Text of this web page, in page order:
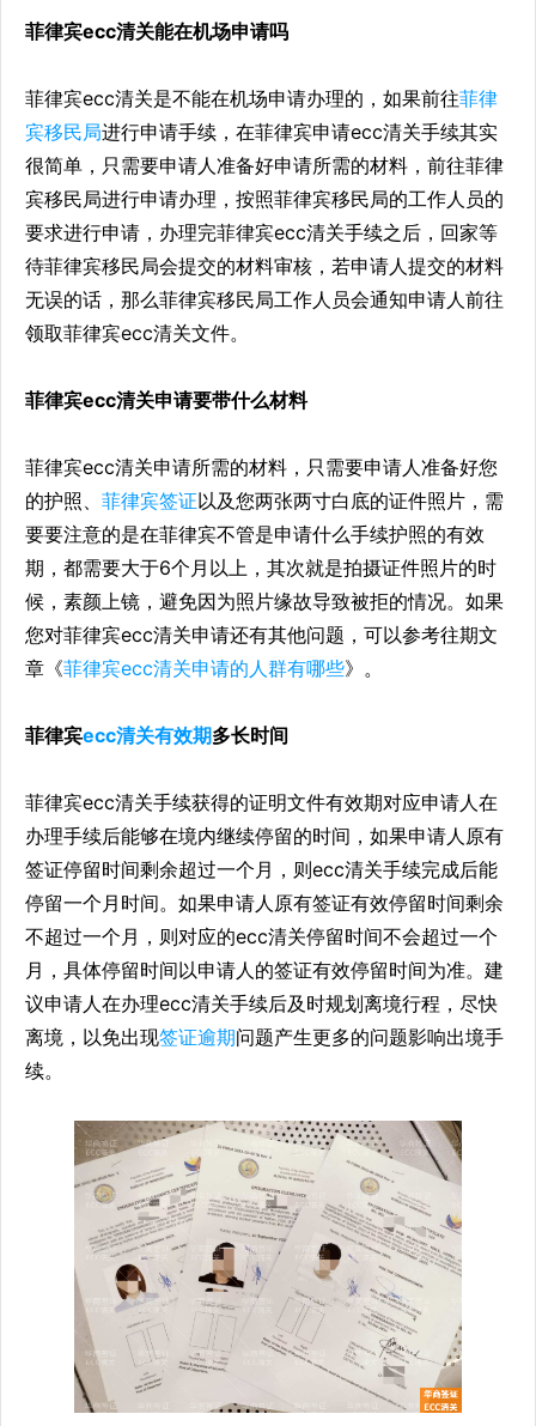
菲律宾ecc清关能在机场申请吗
菲律宾ecc清关是不能在机场申请办理的，如果前往菲律
宾移民局进行申请手续，在菲律宾申请ecc清关手续其实
很简单，只需要申请人准备好申请所需的材料，前往菲律
宾移民局进行申请办理，按照菲律宾移民局的工作人员的
要求进行申请，办理完菲律宾ecc清关手续之后，回家等
待菲律宾移民局会提交的材料审核，若申请人提交的材料
无误的话，那么菲律宾移民局工作人员会通知申请人前往
领取菲律宾ecc清关文件。
菲律宾ecc清关申请要带什么材料
菲律宾ecc清关申请所需的材料，只需要申请人准备好您
的护照、 菲律宾签证以及您两张两寸白底的证件照片，需
要要注意的是在菲律宾不管是申请什么手续护照的有效
期，都需要大于6个月以上，其次就是拍摄证件照片的时
候，素颜上镜，避免因为照片缘故导致被拒的情况。如果
您对菲律宾ecc清关申请还有其他问题，可以参考往期文
章《菲律宾ecc清关申请的人群有哪些》。
菲律宾ecc清关有效期多长时间
菲律宾ecc清关手续获得的证明文件有效期对应申请人在
办理手续后能够在境内继续停留的时间，如果申请人原有
签证停留时间剩余超过一个月，则ecc清关手续完成后能
停留一个月时间。如果申请人原有签证有效停留时间剩余
不超过一个月，则对应的ecc清关停留时间不会超过一个
月，具体停留时间以申请人的签证有效停留时间为准。建
议申请人在办理ecc清关手续后及时规划离境行程，尽快
离境，以免出现签证逾期问题产生更多的问题影响出境手
续。